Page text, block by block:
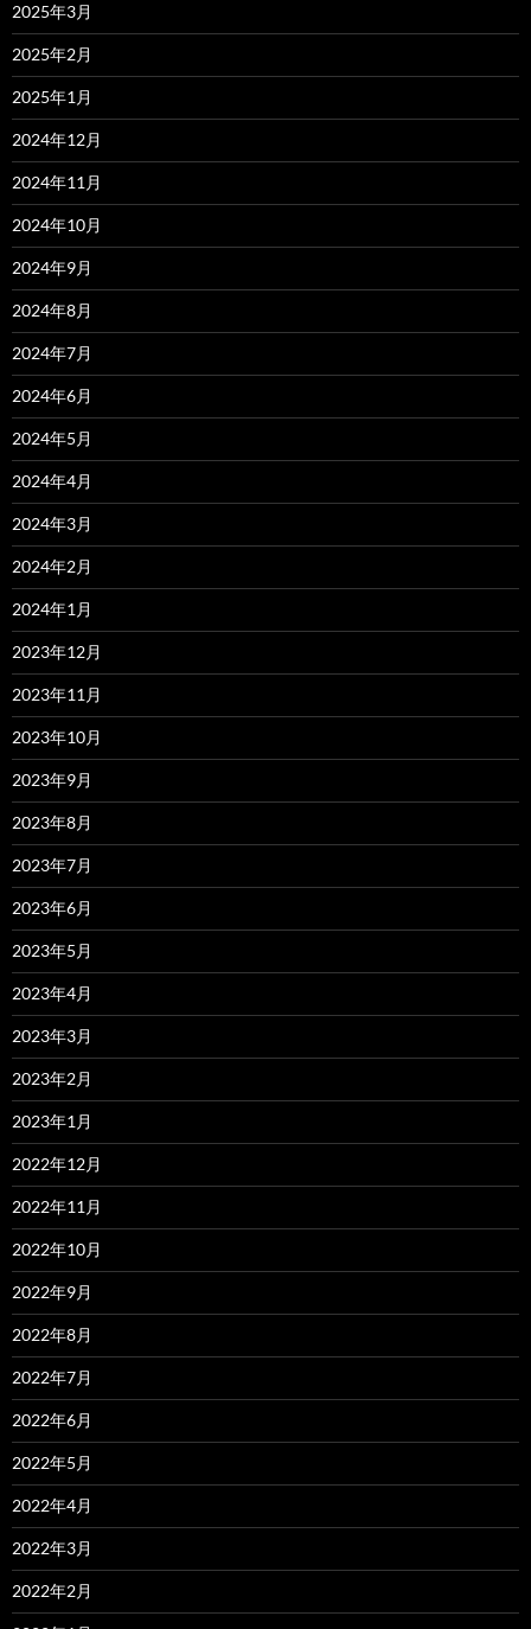
2025年3月
2025年2月
2025年1月
2024年12月
2024年11月
2024年10月
2024年9月
2024年8月
2024年7月
2024年6月
2024年5月
2024年4月
2024年3月
2024年2月
2024年1月
2023年12月
2023年11月
2023年10月
2023年9月
2023年8月
2023年7月
2023年6月
2023年5月
2023年4月
2023年3月
2023年2月
2023年1月
2022年12月
2022年11月
2022年10月
2022年9月
2022年8月
2022年7月
2022年6月
2022年5月
2022年4月
2022年3月
2022年2月